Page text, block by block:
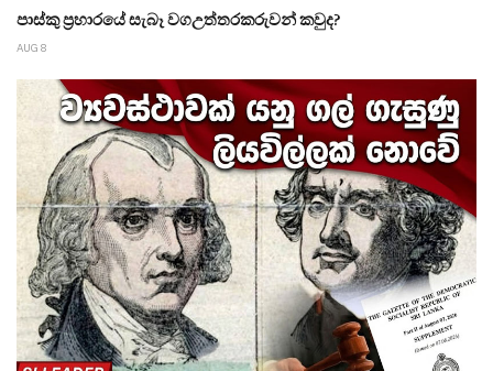
පාස්කු ප්‍රහාරයේ සැබෑ වගඋත්තරකරුවන් කවුද?
AUG 8